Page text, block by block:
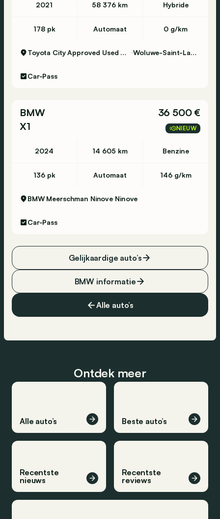
2021 58 376 km Hybride
178 pk Automaat 0 g/km
Toyota City Approved Used Woluwe Woluwe-Saint-Lambert
Car-Pass
BMW
X1
36 500 €
NIEUW
2024 14 605 km Benzine
136 pk Automaat 146 g/km
BMW Meerschman Ninove Ninove
Car-Pass
Alle auto’s
BMW informatie
Gelijkaardige auto’s
Ontdek meer
Alle auto’s Beste auto’s
Recentste
nieuws
Recentste
reviews